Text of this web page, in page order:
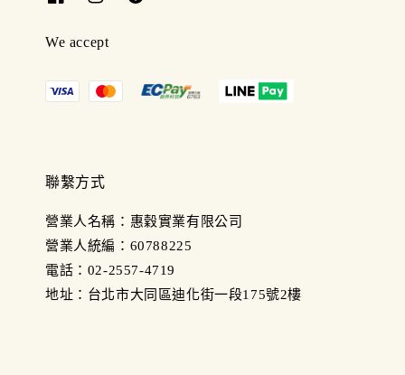
We accept
聯繫方式
營業人名稱：惠穀實業有限公司
營業人統編：60788225
電話：02-2557-4719
地址：台北市大同區迪化街一段175號2樓